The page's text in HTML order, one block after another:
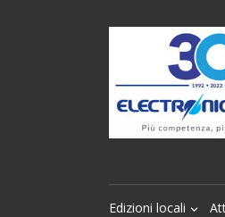
Edizioni locali